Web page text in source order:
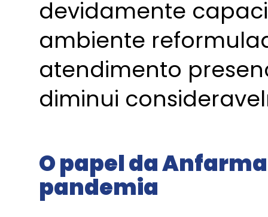
devidamente
ambiente
atendimento
diminui
O papel da
pandemia